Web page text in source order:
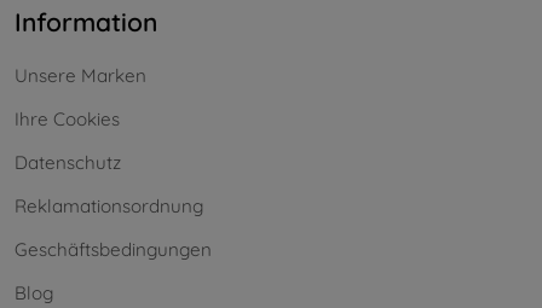
Information
Unsere Marken
Ihre Cookies
Datenschutz
Reklamationsordnung
Geschäftsbedingungen
Blog